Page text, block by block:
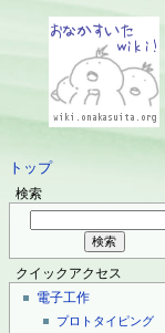
トップ
検索
クイックアクセス
電子工作
プロトタイピング